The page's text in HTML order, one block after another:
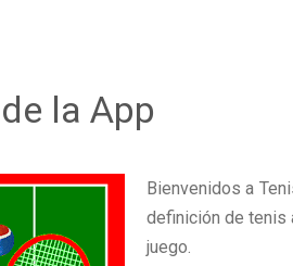
la App
Bienvenidos a
definición de tenis
juego.